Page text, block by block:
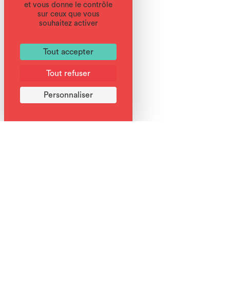
Essai gratuit avant achat.
Livraison à domicile.
et vous donne le contrôle
sur ceux que vous
souhaitez activer
Tout accepter
Tout refuser
Personnaliser